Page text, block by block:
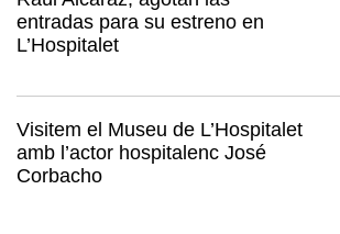
entradas para su estreno en
L’Hospitalet
Visitem el Museu de L’Hospitalet
amb l’actor hospitalenc José
Corbacho